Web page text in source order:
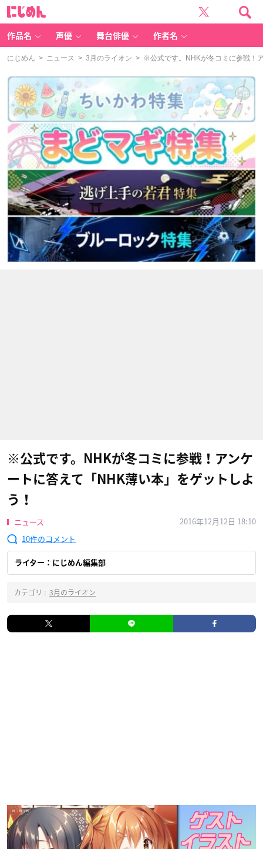
作品名 声優 舞台俳優 作者名
にじめん > ニュース > 3月のライオン > ※公式です。NHKが冬コミに参戦！
※公式です。NHKが冬コミに参戦！アンケ
ートに答えて「NHK薄い本」をゲットしよ
う！
ニュース
2016年12月12日 18:10
10
ライター：にじめん編集部
カテゴリ : 3月のライオン